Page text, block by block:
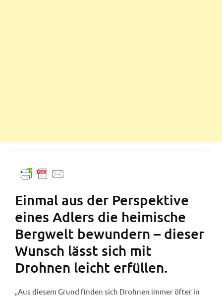
Einmal aus der Perspektive
eines Adlers die heimische
Bergwelt bewundern – dieser
Wunsch lässt sich mit
Drohnen leicht erfüllen.
„Aus diesem Grund finden sich Drohnen immer öfter in